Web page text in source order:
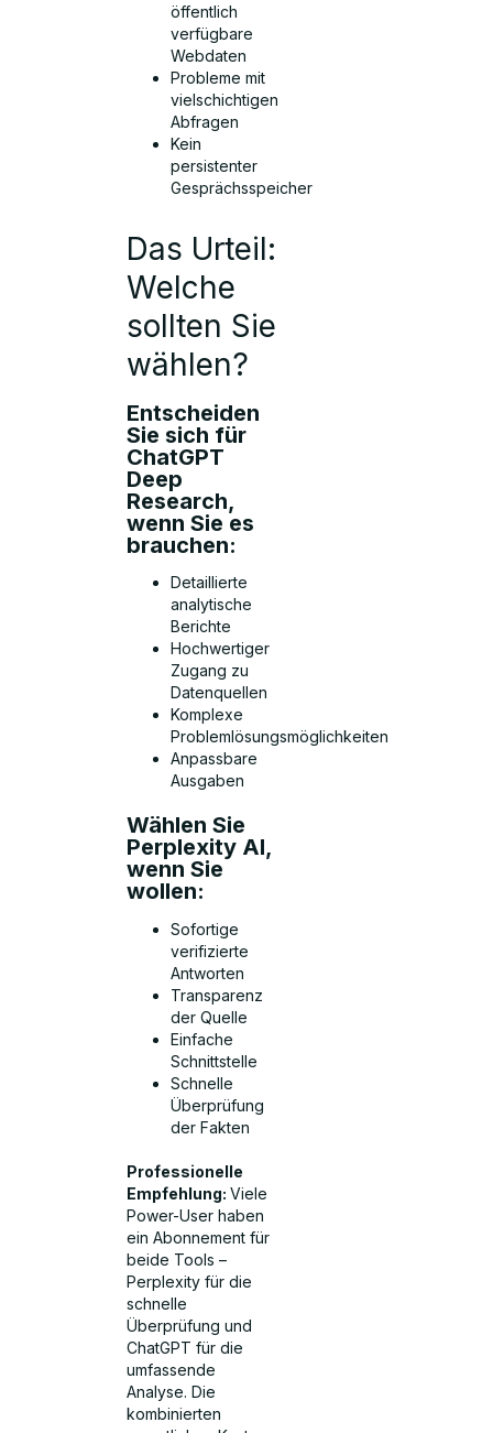
öffentlich
verfügbare
Webdaten
Probleme mit
vielschichtigen
Abfragen
Kein
persistenter
Gesprächsspeicher
Das Urteil:
Welche
sollten Sie
wählen?
Entscheiden
Sie sich für
ChatGPT
Deep
Research,
wenn Sie es
brauchen:
Detaillierte
analytische
Berichte
Hochwertiger
Zugang zu
Datenquellen
Komplexe
Problemlösungsmöglichkeiten
Anpassbare
Ausgaben
Wählen Sie
Perplexity AI,
wenn Sie
wollen:
Sofortige
verifizierte
Antworten
Transparenz
der Quelle
Einfache
Schnittstelle
Schnelle
Überprüfung
der Fakten
Professionelle
Empfehlung:Viele
Power-User haben
ein Abonnement für
beide Tools –
Perplexity für die
schnelle
Überprüfung und
ChatGPT für die
umfassende
Analyse. Die
kombinierten